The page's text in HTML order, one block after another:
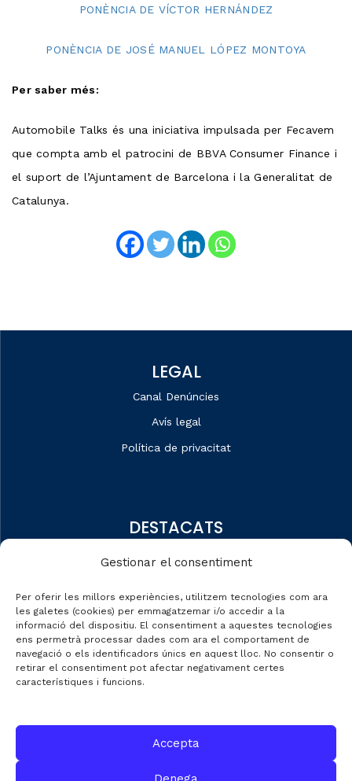
Gestionar el consentiment
Per oferir les millors experiències, utilitzem tecnologies com ara
les galetes (cookies) per emmagatzemar i/o accedir a la
informació del dispositiu. El consentiment a aquestes tecnologies
ens permetrà processar dades com ara el comportament de
navegació o els identificadors únics en aquest lloc. No consentir o
retirar el consentiment pot afectar negativament certes
característiques i funcions.
Accepta
PONÈNCIA DE VÍCTOR HERNÁNDEZ
PONÈNCIA DE JOSÉ MANUEL LÓPEZ MONTOYA
Per saber més:
Automobile Talks és una iniciativa impulsada per Fecavem
que compta amb el patrocini de BBVA Consumer Finance i
el suport de l’Ajuntament de Barcelona i la Generalitat de
Catalunya.
LEGAL
Canal Denúncies
Avís legal
Política de privacitat
DESTACATS
Dades de mercat
Automobile Talks